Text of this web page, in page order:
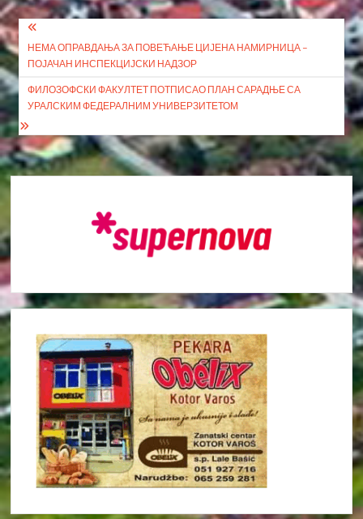
Кретање
чланка
НЕМА ОПРАВДАЊА ЗА ПОВЕЋАЊЕ ЦИЈЕНА НАМИРНИЦА –
ПОЈАЧАН ИНСПЕКЦИЈСКИ НАДЗОР
ФИЛОЗОФСКИ ФАКУЛТЕТ ПОТПИСАО ПЛАН САРАДЊЕ СА
УРАЛСКИМ ФЕДЕРАЛНИМ УНИВЕРЗИТЕТОМ